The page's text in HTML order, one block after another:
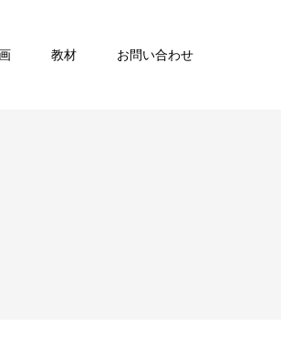
教材 お問い合わせ